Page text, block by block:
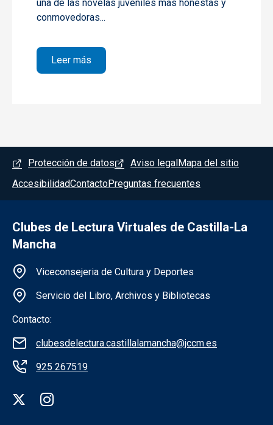
una de las novelas juveniles más honestas y
conmovedoras...
Leer más
Menú del pie
Protección de datos Aviso legal Mapa del sitio
AccesibilidadContactoPreguntas frecuentes
Clubes de Lectura Virtuales de Castilla-La
Mancha
Información de la institución
Viceconsejeria de Cultura y Deportes
Servicio del Libro, Archivos y Bibliotecas
Contacto:
clubesdelectura.castillalamancha@jccm.es
925 267519
Redes sociales institución